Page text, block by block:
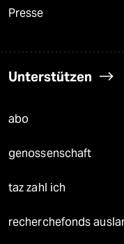
Presse
Unterstützen
abo
genossenschaft
taz zahl ich
recherchefonds